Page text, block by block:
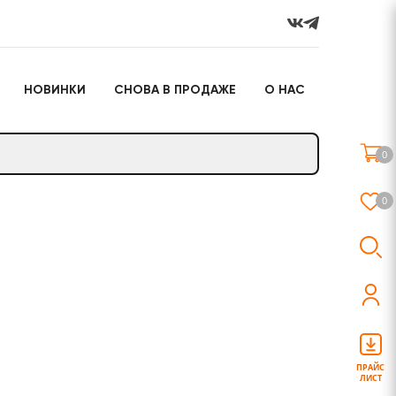
НОВИНКИ СНОВА В ПРОДАЖЕ О НАС
Настольные игры
Подарочные наборы
Слайм
0
0
ПРАЙС
ЛИСТ